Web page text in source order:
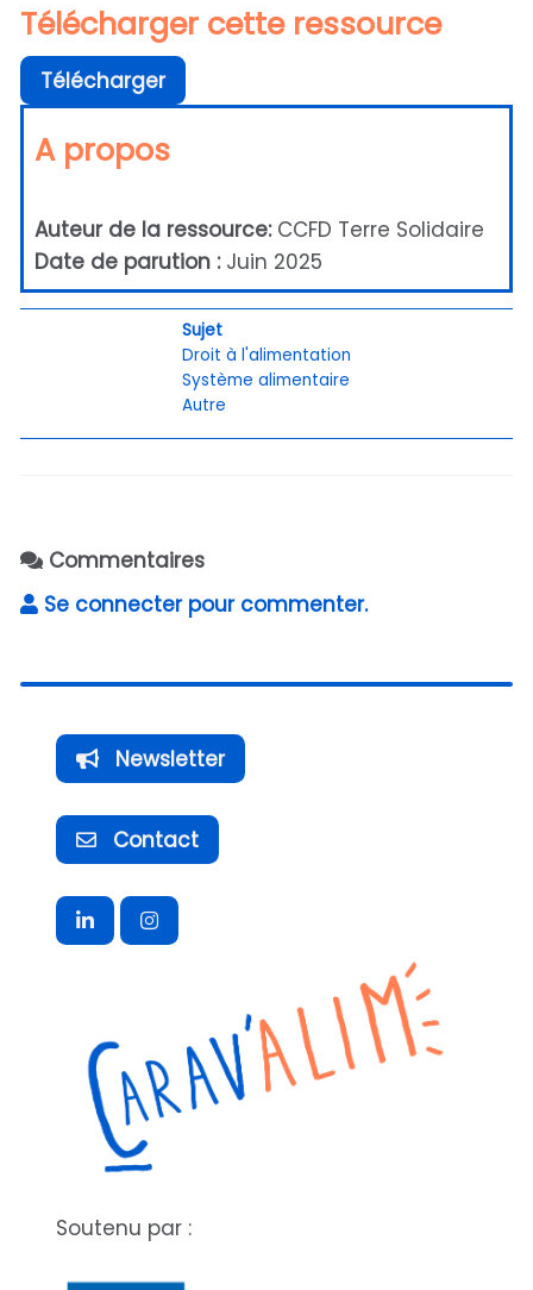
Télécharger cette ressource
Télécharger
A propos
Auteur de la ressource: CCFD Terre Solidaire
Date de parution : Juin 2025
Sujet
Droit à l'alimentation
Système alimentaire
Autre
Commentaires
Se connecter pour commenter.
Newsletter
Contact
Soutenu par :